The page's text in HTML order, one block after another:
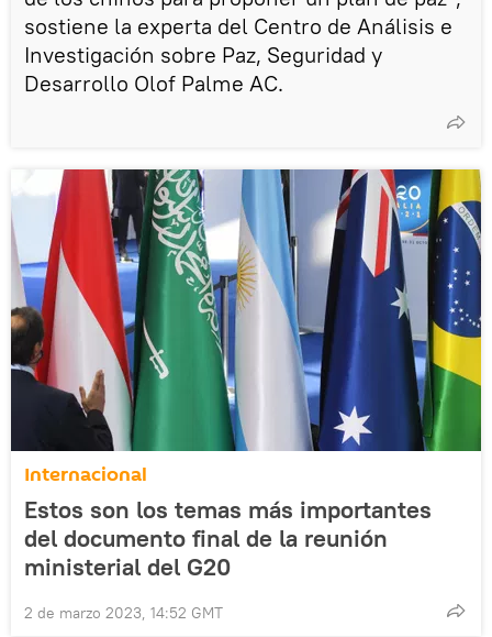
sostiene la experta del Centro de Análisis e
Investigación sobre Paz, Seguridad y
Desarrollo Olof Palme AC.
Internacional
Estos son los temas más importantes
del documento final de la reunión
ministerial del G20
2 de marzo 2023, 14:52 GMT